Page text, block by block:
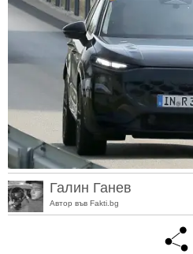
Галин Ганев
Автор във Fakti.bg